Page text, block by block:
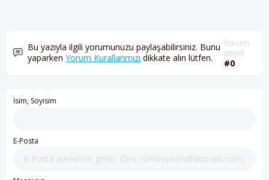
Bu yazıyla ilgili yorumunuzu paylaşabilirsiniz. Bunu
yaparkenYorum Kurallarımızı dikkate alın lütfen.
Yorum
adedi
#0
İsim, Soyisim
E-Posta